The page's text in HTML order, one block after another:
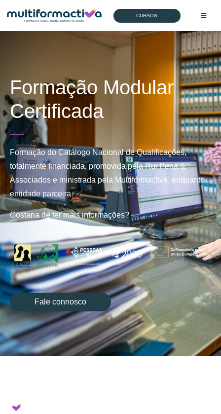
CURSOS
Formação Modular
Certificada
Formação do Catálogo Nacional de Qualificações,
totalmente financiada, promovida pela Rui Pena &
Associados e ministrada pela Multiformactiva, enquanto
entidade parceira.
Gostaria de ter mais informações?
Fale connosco